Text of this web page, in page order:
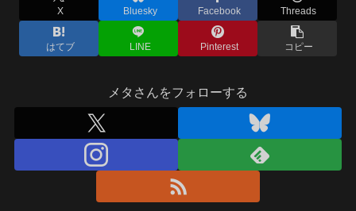
X Bluesky Facebook Threads
はてブ LINE Pinterest コピー
メタさんをフォローする